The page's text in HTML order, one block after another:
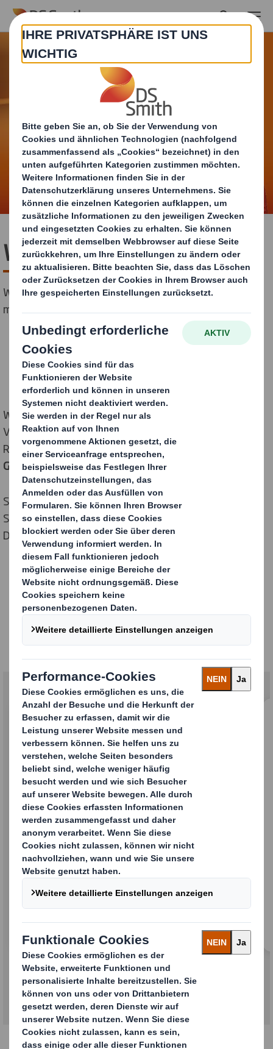
Skip to main content
Willkommen bei DS Smith
Werde auch Du Teil der DS Smith Familie und gestalte
mit uns eine nachhaltige Zukunft.
FINDE HIER DEINEN NEUEN JOB
Wir sind ein weltweit führender Anbieter nachhaltiger
Verpackungslösungen, Papierprodukte und
Recyclingdienstleistungen.Wellpappe hat viele
Gesichter. Zeig uns Deins!
Sollte in unseremJobportalgerade keine passende
Stelle für Dich dabei sein, melde Dich gerne direkt bei
DeinemAnsprechpartner.
Deine
Einstiegsmöglichkeiten
Werde Teil der DS Smith Familie
Schüler
bei uns?